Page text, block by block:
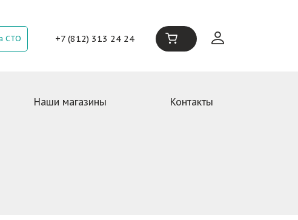
СТО +7 (812) 313 24 24
Наши магазины Контакты